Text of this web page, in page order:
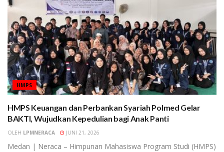
HMPS
HMPS Keuangan dan Perbankan Syariah Polmed Gelar
BAKTI, Wujudkan Kepedulian bagi Anak Panti
OLEH LPMNERACA JUNI 21, 2026
Medan | Neraca – Himpunan Mahasiswa Program Studi (HMPS)